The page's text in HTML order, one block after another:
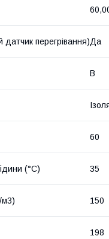
датчик перегрівання)Да
B
60
(°C) 35
м3) 150
198